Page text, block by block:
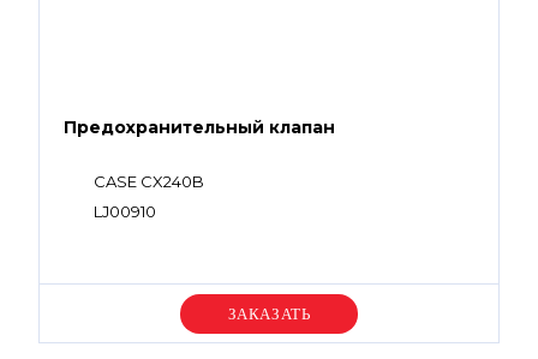
Предохранительный клапан
CASE CX240B
LJ00910
Уточняйте цену